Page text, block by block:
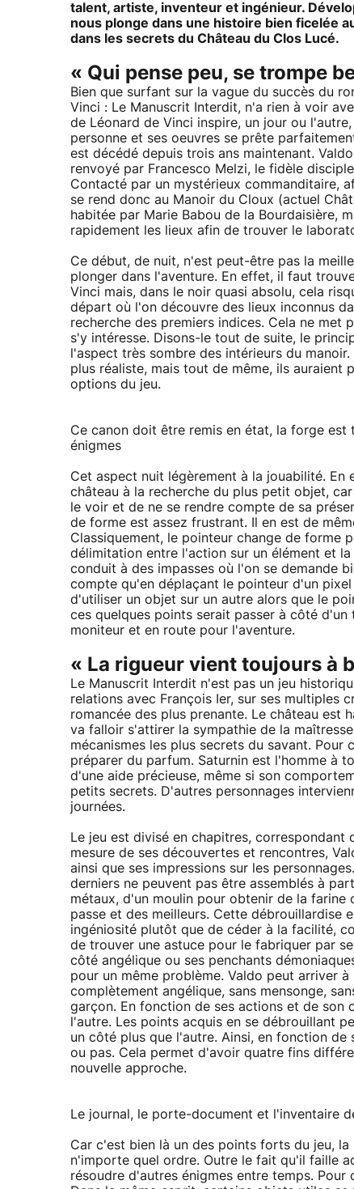
talent, artiste, inventeur et ingénieur.
nous plonge dans une histoire bien ficelée
dans les secrets du Château du Clos Lucé.
« Qui pense peu, se trompe
Bien que surfant sur la vague du succès du
Vinci : Le Manuscrit Interdit, n'a rien à voir
de Léonard de Vinci inspire, un jour ou
personne et ses oeuvres se prête
est décédé depuis trois ans maintenant.
renvoyé par Francesco Melzi, le fidèle
Contacté par un mystérieux commanditaire,
se rend donc au Manoir du Cloux (actuel
habitée par Marie Babou de la Bourdaisière,
rapidement les lieux afin de trouver le
Ce début, de nuit, n'est peut-être pas la
plonger dans l'aventure. En effet, il faut
Vinci mais, dans le noir quasi absolu, cela
départ où l'on découvre des lieux inconnus
recherche des premiers indices. Cela ne
s'y intéresse. Disons-le tout de suite, le
l'aspect très sombre des intérieurs du
plus réaliste, mais tout de même, ils auraient
options du jeu.
Ce canon doit être remis en état, la forge
énigmes
Cet aspect nuit légèrement à la jouabilité.
château à la recherche du plus petit objet,
le voir et de ne se rendre compte de sa
de forme est assez frustrant. Il en est de
Classiquement, le pointeur change de forme
délimitation entre l'action sur un élément et
conduit à des impasses où l'on se demande
compte qu'en déplaçant le pointeur d'un
d'utiliser un objet sur un autre alors que le
ces quelques points serait passer à côté
moniteur et en route pour l'aventure.
« La rigueur vient toujours à
Le Manuscrit Interdit n'est pas un jeu
relations avec François Ier, sur ses multiples
romancée des plus prenante. Le château est
va falloir s'attirer la sympathie de la
mécanismes les plus secrets du savant.
préparer du parfum. Saturnin est l'homme à
d'une aide précieuse, même si son
petits secrets. D'autres personnages
journées.
Le jeu est divisé en chapitres, correspondant
mesure de ses découvertes et rencontres,
ainsi que ses impressions sur les
derniers ne peuvent pas être assemblés à
métaux, d'un moulin pour obtenir de la farine
passe et des meilleurs. Cette débrouillardise
ingéniosité plutôt que de céder à la facilité,
de trouver une astuce pour le fabriquer par
côté angélique ou ses penchants
pour un même problème. Valdo peut arriver
complètement angélique, sans mensonge,
garçon. En fonction de ses actions et de son
l'autre. Les points acquis en se débrouillant
un côté plus que l'autre. Ainsi, en fonction
ou pas. Cela permet d'avoir quatre fins
nouvelle approche.
Le journal, le porte-document et l'inventaire
Car c'est bien là un des points forts du jeu,
n'importe quel ordre. Outre le fait qu'il faille
résoudre d'autres énigmes entre temps.